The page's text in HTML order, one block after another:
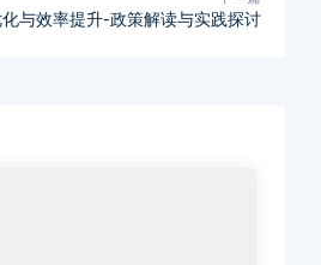
与效率提升-政策解读与实践探讨